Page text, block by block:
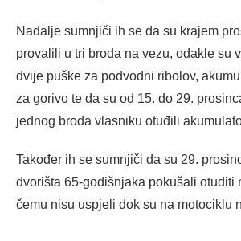
Nadalje sumnjiči ih se da su krajem
provalili u tri broda na vezu, odakle su
dvije puške za podvodni ribolov,
za gorivo te da su od 15. do 29.
jednog broda vlasniku otuđili
Također ih se sumnjiči da su 29.
dvorišta 65-godišnjaka pokušali otuđiti
čemu nisu uspjeli dok su na motociklu